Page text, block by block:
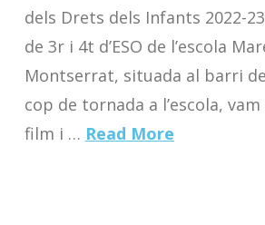
dels Drets dels Infants 2022-
de 3r i 4t d’ESO de l’escola
Montserrat, situada al barri
cop de tornada a l’escola,
film i … Read More